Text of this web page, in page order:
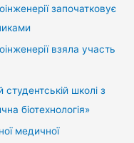
започатковує
взяла участь
студентській школі з
біотехнологія»
медичної